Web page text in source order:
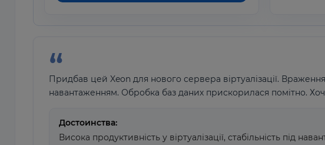
Придбав цей Xeon для нового сервера віртуалізації.
навантаженням. Обробка баз даних прискорилася помітно.
Достоинства:
Висока продуктивність у віртуалізації, стабільність під